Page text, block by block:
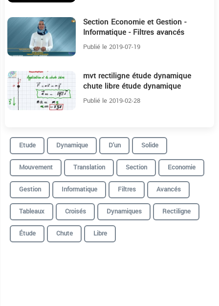
Section Economie et Gestion -
Informatique - Filtres avancés
tableaux croisés dynamiques
Publié le 2019-07-19
24:32 mvt rectiligne étude dynamique
chute libre étude dynamique
Publié le 2019-02-28
Etude Dynamique D'un
Solide
Mouvement
Translation Section
Economie
Gestion
Informatique Filtres
Avancés
Tableaux
Croisés Dynamiques
Rectiligne
Étude
Chute Libre